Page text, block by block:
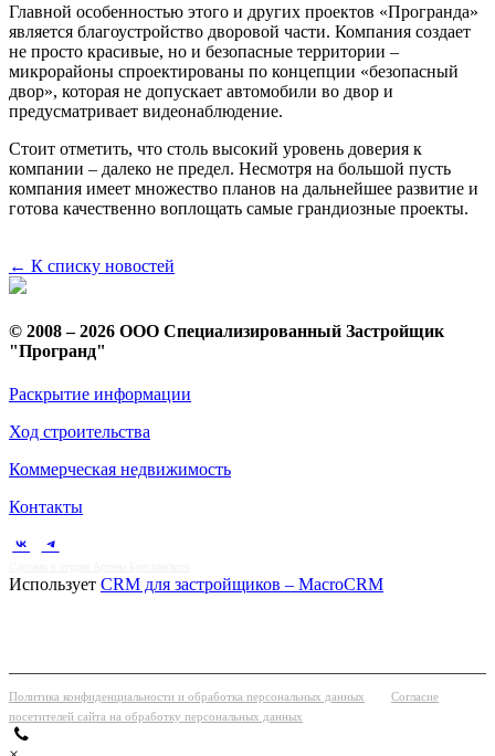
Главной особенностью этого и других проектов «Програнда»
является благоустройство дворовой части. Компания создает
не просто красивые, но и безопасные территории –
микрорайоны спроектированы по концепции «безопасный
двор», которая не допускает автомобили во двор и
предусматривает видеонаблюдение.
Стоит отметить, что столь высокий уровень доверия к
компании – далеко не предел. Несмотря на большой пусть
компания имеет множество планов на дальнейшее развитие и
готова качественно воплощать самые грандиозные проекты.
← К списку новостей
© 2008 – 2026 ООО Специализированный Застройщик
"Програнд"
Раскрытие информации
Ход строительства
Коммерческая недвижимость
Контакты
Использует CRM для застройщиков – MacroCRM
Политика конфиденциальности и обработка персональных данных
Согласие
посетителей сайта на обработку персональных данных